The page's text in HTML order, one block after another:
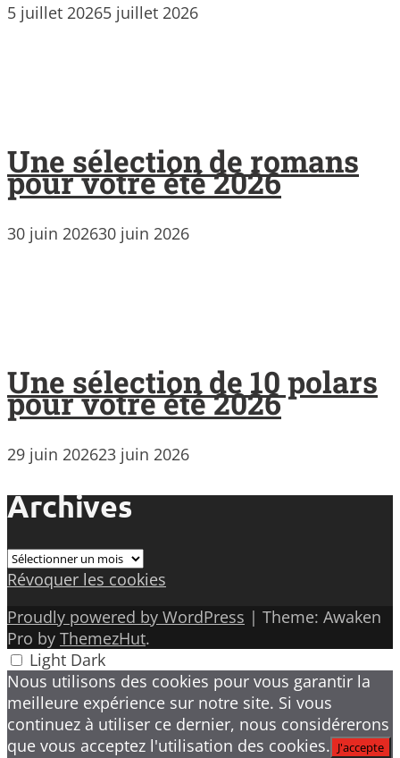
5 juillet 20265 juillet 2026
Une sélection de romans
pour votre été 2026
30 juin 202630 juin 2026
Une sélection de 10 polars
pour votre été 2026
29 juin 202623 juin 2026
Archives
Archives
Révoquer les cookies
Proudly powered by WordPress | Theme: Awaken
Pro by ThemezHut.
Light Dark
Nous utilisons des cookies pour vous garantir la
meilleure expérience sur notre site. Si vous
continuez à utiliser ce dernier, nous considérerons
que vous acceptez l'utilisation des cookies. J'accepte